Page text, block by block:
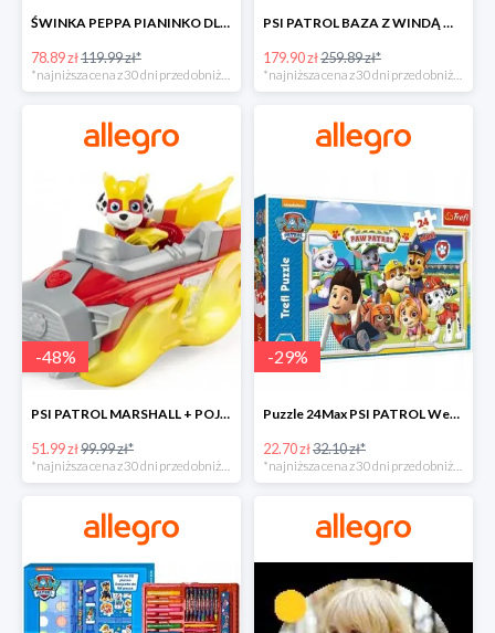
ŚWINKA PEPPA PIANINKO DLA DZIECI -34%
78.89 zł119.99 zł*
PSI PATROL BAZA Z WINDĄ WIEŻA + POJAZD AUTO REX -30%
179.90 zł259.89 zł*
-48%
PSI PATROL MARSHALL + POJAZD WÓZ STRAŻACKI DŹWIĘK -48%
51.99 zł99.99 zł*
*najniższa cena z 30 dni przed obniżką
-29%
Puzzle 24Max PSI PATROL Wesoła drużyna TREFL -29%
22.70 zł32.10 zł*
*najniższa cena z 30 dni przed obniżką